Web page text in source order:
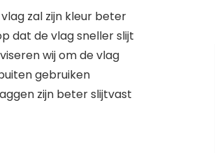
zal zijn kleur beter
dat de vlag sneller slijt
wij om de vlag
gebruiken
zijn beter slijtvast